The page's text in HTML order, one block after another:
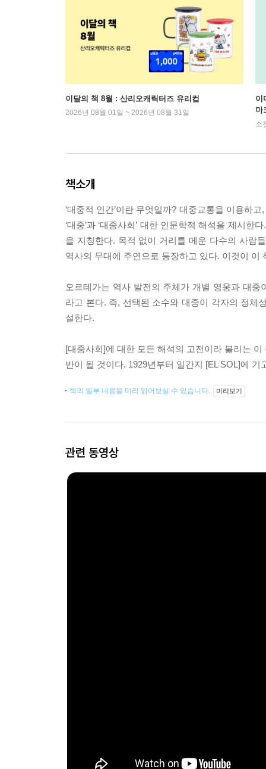
이달의 책 8월 : 산리오캐릭터즈 유리컵
2026년 08월 01일 ~ 2026년 08월 31일
이
마
소
책소개
‘대중적 인간’이란 무엇일까? 대중교통을 이용하
‘대중’과 ‘대중사회’ 대한 인문학적 해석을 제시
을 지칭한다. 목적 없이 거리를 메운 다수의 사람
역사의 무대에 주연으로 등장하고 있다. 이것이 이
오르테가는 역사 발전의 주체가 개별 영웅과 대
라고 본다. 즉, 선택된 소수와 대중이 각자의 정체
설한다.
[대중사회]에 대한 모든 해석의 고전이라 불리는
반이 될 것이다. 1929년부터 일간지 [EL SOL]에
책의 일부 내용을 미리 읽어보실 수 있습니다. 미리보기
관련 동영상